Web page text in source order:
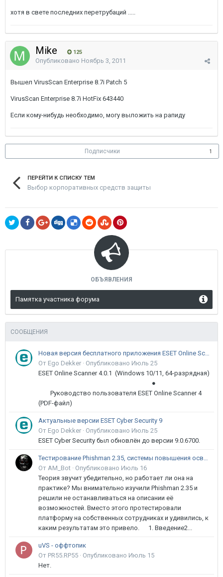
хотя в свете последних перетрубаций .....
Mike 125
Опубликовано Ноябрь 3, 2011
Вышел VirusScan Enterprise 8.7i Patch 5
VirusScan Enterprise 8.7i HotFix 643440
Если кому-нибудь необходимо, могу выложить на рапиду
Подписчики 1
ПЕРЕЙТИ К СПИСКУ ТЕМ
Выбор корпоративных средств защиты
ОБЪЯВЛЕНИЯ
Памятка участника форума
СООБЩЕНИЯ
Новая версия бесплатного приложения ESET Online Scanner доступна пользователям
От Ego Dekker · Опубликовано Июль 25
ESET Online Scanner 4.0.1 (Windows 10/11, 64-разрядная)
●
Руководство пользователя ESET Online Scanner 4
(PDF-файл)
Актуальные версии ESET Cyber Security 9
От Ego Dekker · Опубликовано Июль 25
ESET Cyber Security был обновлён до версии 9.0.6700.
Тестирование Phishman 2.35, системы повышения осведомлённости пользователей в сфере ИБ
От AM_Bot · Опубликовано Июль 16
Теория звучит убедительно, но работает ли она на
практике? Мы внимательно изучили Phishman 2.35 и
решили не останавливаться на описании её
возможностей. Вместо этого протестировали
платформу на собственных сотрудниках и удивились, к
каким результатам это привело. 1. Введение2...
uVS - оффтопик
От PR55.RP55 · Опубликовано Июль 15
Нет.